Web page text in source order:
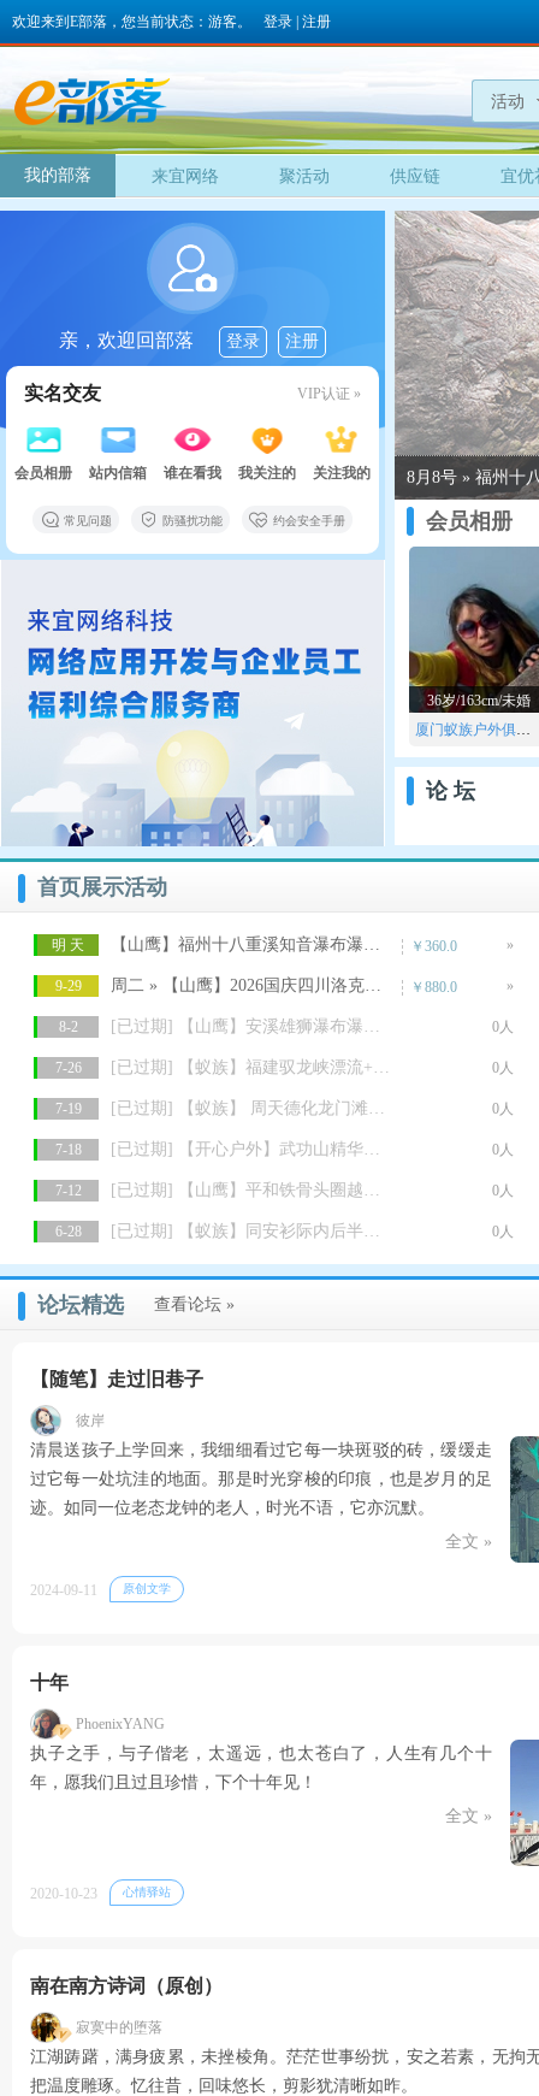
欢迎来到E部落，您当前状态：游客。 登录 注册
活动
我的部落 来宜网络 聚活动 供应链 宜优
亲，欢迎回部落 登录 注册
实名交友 VIP认证 »
会员相册 站内信箱 谁在看我 我关注的 关注我的
常见问题 防骚扰功能 约会安全手册
8月8号 » 福州十
会员相册
36岁/163cm/未婚
厦门蚁族户外俱乐部
论坛
首页展示活动
明 天 【山鹰】福州十八重溪知音瀑布瀑降溯溪露营 ￥360.0 »
9-29 周二 » 【山鹰】2026国庆四川洛克亚丁大转山 ￥880.0 »
8-2 [已过期] 【山鹰】安溪雄狮瀑布瀑降，野炊、腐败 0人
7-26 [已过期] 【蚁族】福建驭龙峡漂流+新来福小镇一日游 0人
7-19 [已过期] 【蚁族】 周天德化龙门滩溯溪玩水穿越 0人
7-18 [已过期] 【开心户外】武功山精华版高铁两天游 0人
7-12 [已过期] 【山鹰】平和铁骨头圈越、溯溪、攀岩、跳水 0人
6-28 [已过期] 【蚁族】同安衫际内后半程溯溪玩水野炊 0人
论坛精选 查看论坛 »
【随笔】走过旧巷子
彼岸
清晨送孩子上学回来，我细细看过它每一块斑驳的砖，缓缓走
过它每一处坑洼的地面。那是时光穿梭的印痕，也是岁月的足
迹。如同一位老态龙钟的老人，时光不语，它亦沉默。
全文 »
2024-09-11 原创文学
十年
PhoenixYANG
执子之手，与子偕老，太遥远，也太苍白了，人生有几个十
年，愿我们且过且珍惜，下个十年见！
全文 »
2020-10-23 心情驿站
南在南方诗词（原创）
寂寞中的堕落
江湖踌躇，满身疲累，未挫棱角。茫茫世事纷扰，安之若素，无拘
把温度雕琢。忆往昔，回味悠长，剪影犹清晰如昨。